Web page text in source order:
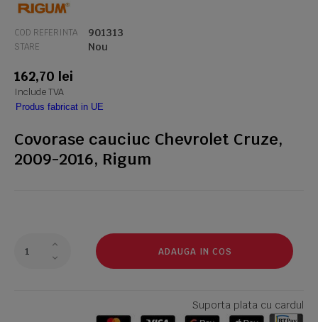
COD REFERINTA 901313
STARE Nou
162,70 lei
Include TVA
Produs fabricat in UE
Covorase cauciuc Chevrolet Cruze,
2009-2016, Rigum
ADAUGA IN COS
Suporta plata cu cardul